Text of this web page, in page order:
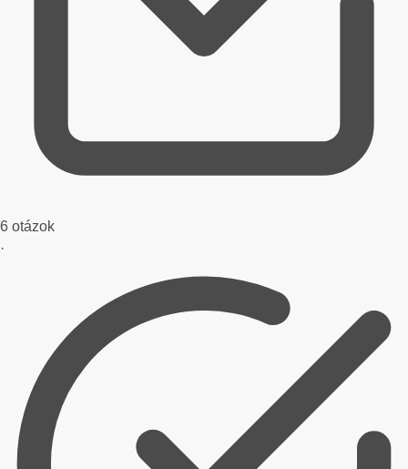
6 otázok
·